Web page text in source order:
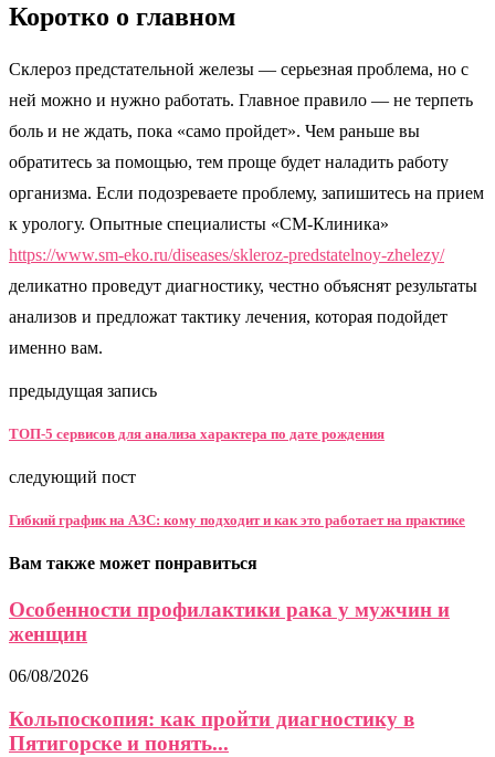
Коротко о главном
Склероз предстательной железы — серьезная проблема, но с
ней можно и нужно работать. Главное правило — не терпеть
боль и не ждать, пока «само пройдет». Чем раньше вы
обратитесь за помощью, тем проще будет наладить работу
организма. Если подозреваете проблему, запишитесь на прием
к урологу. Опытные специалисты «СМ-Клиника»
https://www.sm-eko.ru/diseases/skleroz-predstatelnoy-zhelezy/
деликатно проведут диагностику, честно объяснят результаты
анализов и предложат тактику лечения, которая подойдет
именно вам.
предыдущая запись
ТОП-5 сервисов для анализа характера по дате рождения
следующий пост
Гибкий график на АЗС: кому подходит и как это работает на практике
Вам также может понравиться
Особенности профилактики рака у мужчин и
женщин
06/08/2026
Кольпоскопия: как пройти диагностику в
Пятигорске и понять...